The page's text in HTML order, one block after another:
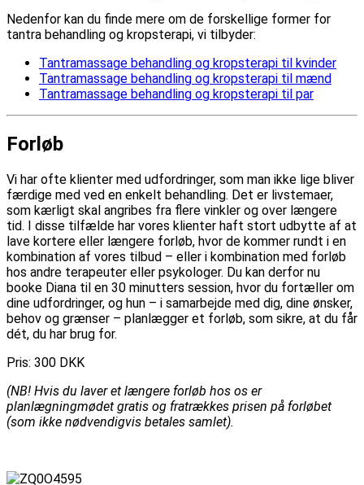
Nedenfor kan du finde mere om de forskellige former for
tantra behandling og kropsterapi, vi tilbyder:
Tantramassage behandling og kropsterapi til kvinder
Tantramassage behandling og kropsterapi til mænd
Tantramassage behandling og kropsterapi til par
Forløb
Vi har ofte klienter med udfordringer, som man ikke lige bliver
færdige med ved en enkelt behandling. Det er livstemaer,
som kærligt skal angribes fra flere vinkler og over længere
tid. I disse tilfælde har vores klienter haft stort udbytte af at
lave kortere eller længere forløb, hvor de kommer rundt i en
kombination af vores tilbud – eller i kombination med forløb
hos andre terapeuter eller psykologer. Du kan derfor nu
booke Diana til en 30 minutters session, hvor du fortæller om
dine udfordringer, og hun – i samarbejde med dig, dine ønsker,
behov og grænser – planlægger et forløb, som sikre, at du får
dét, du har brug for.
Pris: 300 DKK
(NB! Hvis du laver et længere forløb hos os er
planlægningmødet gratis og fratrækkes prisen på forløbet
(som ikke nødvendigvis betales samlet).